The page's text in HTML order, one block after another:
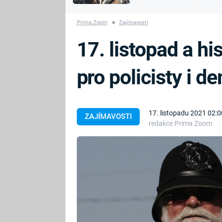
PRVNÍ SVĚTOVÁ
BRITSKÁ
RODINA
Prima Zoom ■ Zajímavosti
ZAJÍMAVOSTI
17. listopadu 2021
redakce Prima Zoom
17. listopad a
pro policisty i